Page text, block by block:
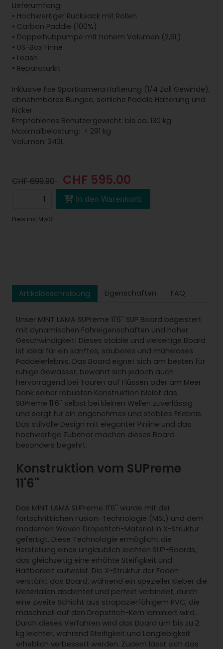
Lieferumfang:
• Hochwertiger Rucksack mit Rollen
• Carbon Paddle (100%)
• Doppelhubpumpe mit hohem Volumen (2,6L)
• US-Box Finne
• Leash
• Reparaturkit
Inklusive fixe Sportkamera Halterung (1/4 Zoll Gewinde),
abnehmbares Bungee, seitliche Paddle Halterung und
Kicker
Empfohlenes Benutzergewicht: bis ca. 130 kg
Maximalbelastung: < 291 kg
Volumen: 343L
CHF 699.90 CHF 595.00
In den Warenkorb
Preis inkl.MwSt.
Artikelbeschreibung Eigenschaften FAQ
Unser MINT LAMA SUPreme 11'6'' SUP Board begeistert
mit dynamischen Fahreigenschaften und hoher
Geschwindigkeit! Dieses stabile und vielseitige Board
ist ideal für ein sanftes, sauberes und müheloses
Paddelerlebnis. Das Board eignet sich am besten für
ruhige Gewässer, bewährt sich jedoch auch
hervorragend bei Touren auf Flüssen oder am Meer.
Dank seiner robusten Konstruktion bleibt das
SUPreme 11'6'' selbst bei kleinen Wellen zuverlässig
und sorgt für ein angenehmes und stabiles Erlebnis.
Das stilvolle Design mit eleganter Pinline und das
hochwertige Zubehör machen dieses Board
besonders begehrt.
Konstruktion vom SUPreme
11'6''
Das MINT LAMA SUPreme 11'6'' wurde mit der
fortschrittlichen Fusion-Technologie (MSL) und dem
modernen Woven Dropstitch-Material in X-Struktur
gefertigt. Diese Technologie ermöglicht die
Herstellung eines unglaublich leichten SUP-Boards,
das gleichzeitig eine erhöhte Steifigkeit und
Haltbarkeit aufweist. Die X-Struktur der Fäden
verstärkt das Board, während ein spezieller Kleber die
Materialien abdichtet und perfekt verbindet, durch
eine zweite Schicht aus strapazierfähigem PVC, die
maschinell auf den Dropstitch-Kern laminiert wird.
Durch dieses Verfahren wird das Board um bis zu 2
kg leichter, während Steifigkeit und Langlebigkeit
erheblich verbessert werden. Zudem lässt sich das